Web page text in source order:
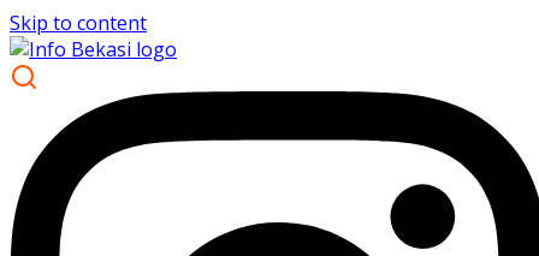
Skip to content